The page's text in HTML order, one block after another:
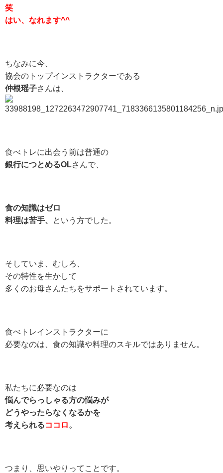
笑
はい、なれます^^
ちなみに今、
協会のトップインストラクターである
仲根瑶子さんは、
食べトレに出会う前は普通の
銀行につとめるOLさんで、
食の知識はゼロ
料理は苦手、
という方でした。
そしていま、むしろ、
その特性を生かして
多くのお母さんたちをサポートされています。
食べトレインストラクターに
必要なのは、食の知識や料理のスキルではありません。
私たちに必要なのは
悩んでらっしゃる方の悩みが
どうやったらなくなるかを
考えられるココロ。
つまり、思いやりってことです。